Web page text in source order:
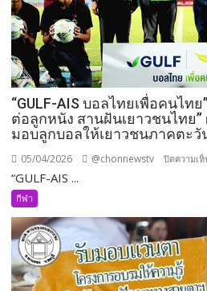
“GULF-AIS บอลไทยเพื่อคนไท
ต่อลูกหนัง สานฝันเยาวชนไทย”
มอบลูกบอลให้เยาวชนภาคตะวั
05/04/2026 @chonnewstv ปิดความเห็
“GULF-AIS ...
กีฬา